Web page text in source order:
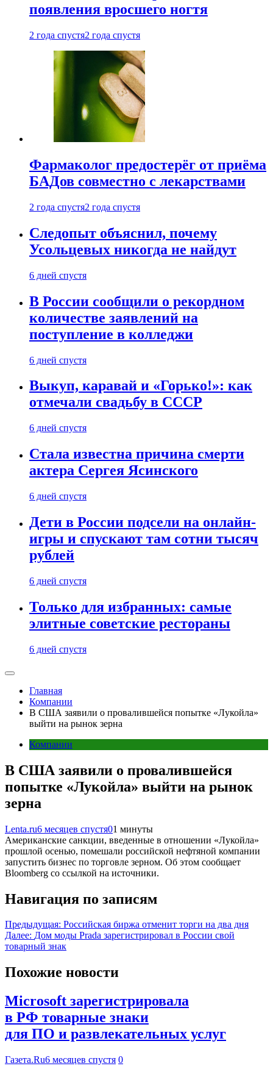
появления вросшего ногтя
2 года спустя2 года спустя
Фармаколог предостерёг от приёма
БАДов совместно с лекарствами
2 года спустя2 года спустя
Следопыт объяснил, почему
Усольцевых никогда не найдут
6 дней спустя
В России сообщили о рекордном
количестве заявлений на
поступление в колледжи
6 дней спустя
Выкуп, каравай и «Горько!»: как
отмечали свадьбу в СССР
6 дней спустя
Стала известна причина смерти
актера Сергея Ясинского
6 дней спустя
Дети в России подсели на онлайн-
игры и спускают там сотни тысяч
рублей
6 дней спустя
Только для избранных: самые
элитные советские рестораны
6 дней спустя
Главная
Компании
В США заявили о провалившейся попытке «Лукойла»
выйти на рынок зерна
Компании
В США заявили о провалившейся
попытке «Лукойла» выйти на рынок
зерна
Lenta.ru6 месяцев спустя01 минуты
Американские санкции, введенные в отношении «Лукойла»
прошлой осенью, помешали российской нефтяной компании
запустить бизнес по торговле зерном. Об этом сообщает
Bloomberg со ссылкой на источники.
Навигация по записям
Предыдущая: Российская биржа отменит торги на два дня
Далее: Дом моды Prada зарегистрировал в России свой
товарный знак
Похожие новости
Microsoft зарегистрировала
в РФ товарные знаки
для ПО и развлекательных услуг
Газета.Ru6 месяцев спустя 0